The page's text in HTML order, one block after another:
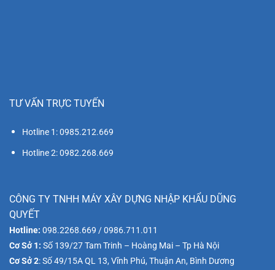
TƯ VẤN TRỰC TUYẾN
Hotline 1: 0985.212.669
Hotline 2: 0982.268.669
CÔNG TY TNHH MÁY XÂY DỰNG NHẬP KHẨU DŨNG
QUYẾT
Hotline: 098.2268.669 / 0986.711.011
Cơ Sở 1: Số 139/27 Tam Trinh – Hoàng Mai – Tp Hà Nội
Cơ Sở 2: Số 49/15A QL 13, Vĩnh Phú, Thuận An, Bình Dương